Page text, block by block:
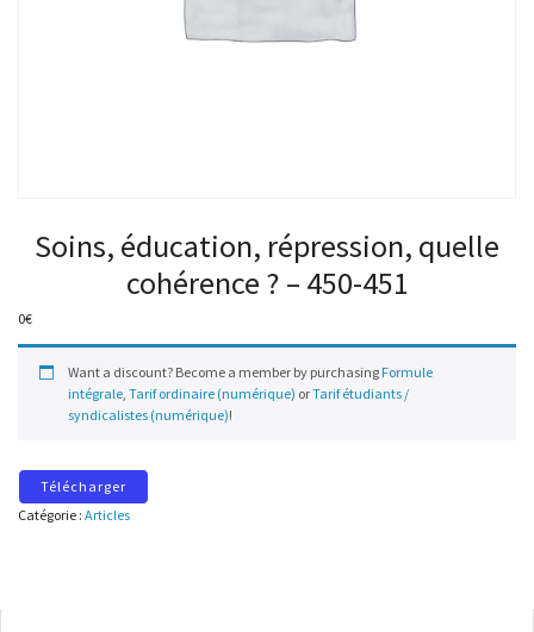
Soins, éducation, répression, quelle
cohérence ? – 450-451
0€
Want a discount? Become a member by purchasing Formule
intégrale, Tarif ordinaire (numérique) orTarif étudiants /
syndicalistes (numérique)!
Télécharger
Catégorie : Articles